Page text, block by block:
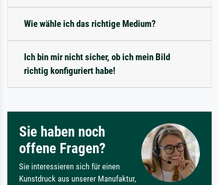
Wie wähle ich das richtige Medium?
Ich bin mir nicht sicher, ob ich mein Bild
richtig konfiguriert habe!
Sie haben noch
offene Fragen?
Sie interessieren sich für einen
Kunstdruck aus unserer Manufaktur,